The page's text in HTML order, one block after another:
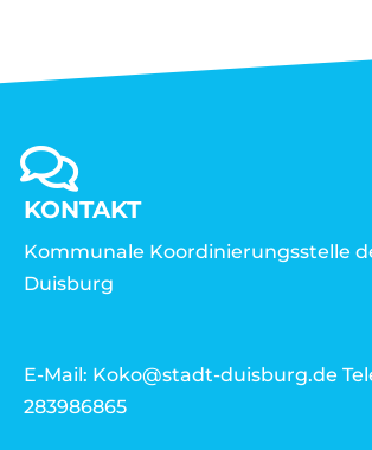
KONTAKT
Kommunale Koordinierungsstelle
Duisburg
E-Mail: Koko@stadt-duisburg.de
283986865